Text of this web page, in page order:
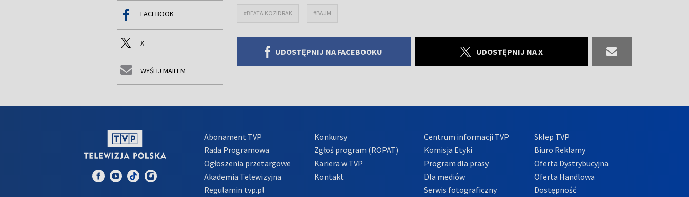
FACEBOOK
X
WYŚLIJ MAILEM
#BEATA KOZIDRAK #BAJM
UDOSTĘPNIJ NA FACEBOOKU UDOSTĘPNIJ NA X
Abonament TVP
Rada Programowa
Ogłoszenia przetargowe
Akademia Telewizyjna
Regulamin tvp.pl
Konkursy
Zgłoś program (ROPAT)
Kariera w TVP
Kontakt
Centrum informacji TVP
Komisja Etyki
Program dla prasy
Dla mediów
Serwis fotograficzny
Sklep TVP
Biuro Reklamy
Oferta Dystrybucyjna
Oferta Handlowa
Dostępność